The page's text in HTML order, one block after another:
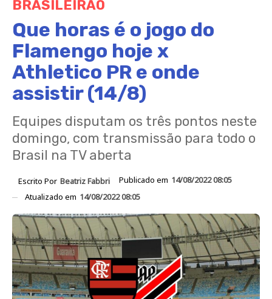
BRASILEIRÃO
Que horas é o jogo do
Flamengo hoje x
Athletico PR e onde
assistir (14/8)
Equipes disputam os três pontos neste
domingo, com transmissão para todo o
Brasil na TV aberta
Escrito Por Beatriz Fabbri Publicado em 14/08/2022 08:05
Atualizado em 14/08/2022 08:05